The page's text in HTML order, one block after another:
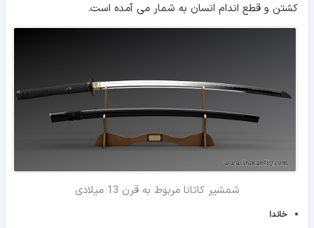
کشتن و قطع اندام انسان به شمار می آمده است.
شمشیر کاتانا مربوط به قرن 13 میلادی
خاندا